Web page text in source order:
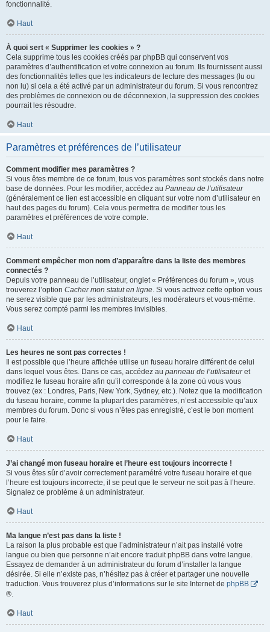
fonctionnalité.
Haut
À quoi sert « Supprimer les cookies » ?
Cela supprime tous les cookies créés par phpBB qui conservent vos
paramètres d’authentification et votre connexion au forum. Ils fournissent aussi
des fonctionnalités telles que les indicateurs de lecture des messages (lu ou
non lu) si cela a été activé par un administrateur du forum. Si vous rencontrez
des problèmes de connexion ou de déconnexion, la suppression des cookies
pourrait les résoudre.
Haut
Paramètres et préférences de l’utilisateur
Comment modifier mes paramètres ?
Si vous êtes membre de ce forum, tous vos paramètres sont stockés dans notre
base de données. Pour les modifier, accédez au Panneau de l’utilisateur
(généralement ce lien est accessible en cliquant sur votre nom d’utilisateur en
haut des pages du forum). Cela vous permettra de modifier tous les
paramètres et préférences de votre compte.
Haut
Comment empêcher mon nom d’apparaître dans la liste des membres
connectés ?
Depuis votre panneau de l’utilisateur, onglet « Préférences du forum », vous
trouverez l’option Cacher mon statut en ligne. Si vous activez cette option vous
ne serez visible que par les administrateurs, les modérateurs et vous-même.
Vous serez compté parmi les membres invisibles.
Haut
Les heures ne sont pas correctes !
Il est possible que l’heure affichée utilise un fuseau horaire différent de celui
dans lequel vous êtes. Dans ce cas, accédez au panneau de l’utilisateuret
modifiez le fuseau horaire afin qu’il corresponde à la zone où vous vous
trouvez (ex : Londres, Paris, New York, Sydney, etc.). Notez que la modification
du fuseau horaire, comme la plupart des paramètres, n’est accessible qu’aux
membres du forum. Donc si vous n’êtes pas enregistré, c’est le bon moment
pour le faire.
Haut
J’ai changé mon fuseau horaire et l’heure est toujours incorrecte !
Si vous êtes sûr d’avoir correctement paramétré votre fuseau horaire et que
l’heure est toujours incorrecte, il se peut que le serveur ne soit pas à l’heure.
Signalez ce problème à un administrateur.
Haut
Ma langue n’est pas dans la liste !
La raison la plus probable est que l’administrateur n’ait pas installé votre
langue ou bien que personne n’ait encore traduit phpBB dans votre langue.
Essayez de demander à un administrateur du forum d’installer la langue
désirée. Si elle n’existe pas, n’hésitez pas à créer et partager une nouvelle
traduction. Vous trouverez plus d’informations sur le site Internet de phpBB
®.
Haut